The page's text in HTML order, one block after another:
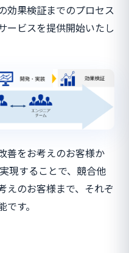
効果検証までのプロセス
ービスを提供開始いたし
善をお考えのお客様か
現することで、競合他
えのお客様まで、それぞ
す。